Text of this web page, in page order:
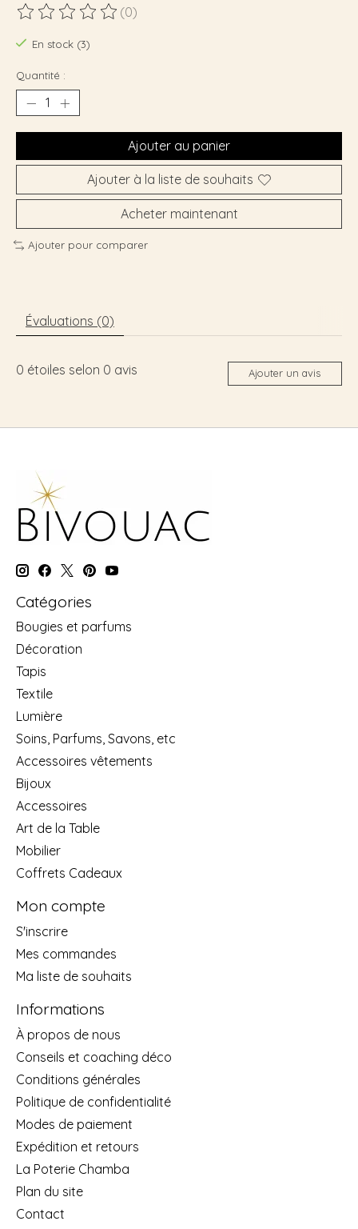
Ce produit est évalué à
(0)
En stock (3)
Quantité :
Ajouter au panier
Ajouter à la liste de souhaits
Acheter maintenant
Ajouter pour comparer
Évaluations (0)
0 étoiles selon 0 avis Ajouter un avis
Catégories
Bougies et parfums
Décoration
Tapis
Textile
Lumière
Soins, Parfums, Savons, etc
Accessoires vêtements
Bijoux
Accessoires
Art de la Table
Mobilier
Coffrets Cadeaux
Mon compte
S'inscrire
Mes commandes
Ma liste de souhaits
Informations
À propos de nous
Conseils et coaching déco
Conditions générales
Politique de confidentialité
Modes de paiement
Expédition et retours
La Poterie Chamba
Plan du site
Contact